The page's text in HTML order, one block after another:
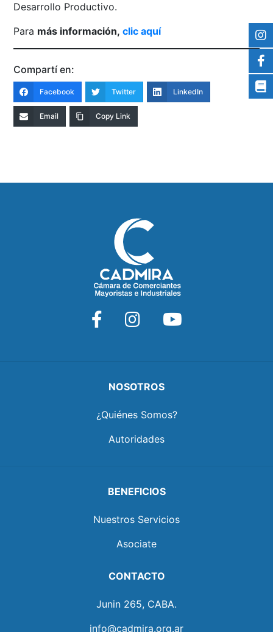
Desarrollo Productivo.
Para más información,clic aquí
Compartí en:
Facebook Twitter LinkedIn
Email Copy Link
NOSOTROS
¿Quiénes Somos?
Autoridades
BENEFICIOS
Nuestros Servicios
Asociate
CONTACTO
Junin 265, CABA.
info@cadmira.org.ar